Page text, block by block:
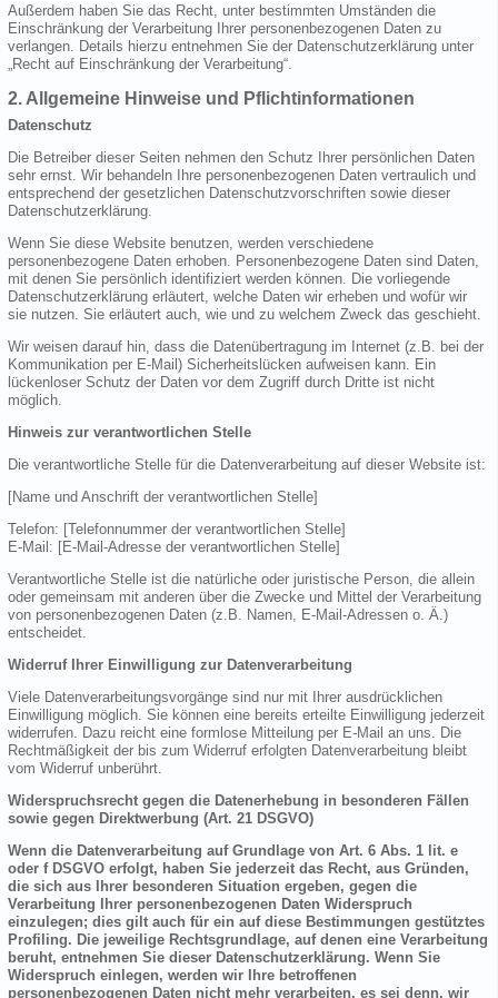
Außerdem haben Sie das Recht, unter bestimmten Umständen die
Einschränkung der Verarbeitung Ihrer personenbezogenen Daten zu
verlangen. Details hierzu entnehmen Sie der Datenschutzerklärung unter
„Recht auf Einschränkung der Verarbeitung“.
2. Allgemeine Hinweise und Pflichtinformationen
Datenschutz
Die Betreiber dieser Seiten nehmen den Schutz Ihrer persönlichen Daten
sehr ernst. Wir behandeln Ihre personenbezogenen Daten vertraulich und
entsprechend der gesetzlichen Datenschutzvorschriften sowie dieser
Datenschutzerklärung.
Wenn Sie diese Website benutzen, werden verschiedene
personenbezogene Daten erhoben. Personenbezogene Daten sind Daten,
mit denen Sie persönlich identifiziert werden können. Die vorliegende
Datenschutzerklärung erläutert, welche Daten wir erheben und wofür wir
sie nutzen. Sie erläutert auch, wie und zu welchem Zweck das geschieht.
Wir weisen darauf hin, dass die Datenübertragung im Internet (z.B. bei der
Kommunikation per E-Mail) Sicherheitslücken aufweisen kann. Ein
lückenloser Schutz der Daten vor dem Zugriff durch Dritte ist nicht
möglich.
Hinweis zur verantwortlichen Stelle
Die verantwortliche Stelle für die Datenverarbeitung auf dieser Website ist:
[Name und Anschrift der verantwortlichen Stelle]
Telefon: [Telefonnummer der verantwortlichen Stelle]
E-Mail: [E-Mail-Adresse der verantwortlichen Stelle]
Verantwortliche Stelle ist die natürliche oder juristische Person, die allein
oder gemeinsam mit anderen über die Zwecke und Mittel der Verarbeitung
von personenbezogenen Daten (z.B. Namen, E-Mail-Adressen o. Ä.)
entscheidet.
Widerruf Ihrer Einwilligung zur Datenverarbeitung
Viele Datenverarbeitungsvorgänge sind nur mit Ihrer ausdrücklichen
Einwilligung möglich. Sie können eine bereits erteilte Einwilligung jederzeit
widerrufen. Dazu reicht eine formlose Mitteilung per E-Mail an uns. Die
Rechtmäßigkeit der bis zum Widerruf erfolgten Datenverarbeitung bleibt
vom Widerruf unberührt.
Widerspruchsrecht gegen die Datenerhebung in besonderen Fällen
sowie gegen Direktwerbung (Art. 21 DSGVO)
Wenn die Datenverarbeitung auf Grundlage von Art. 6 Abs. 1 lit. e
oder f DSGVO erfolgt, haben Sie jederzeit das Recht, aus Gründen,
die sich aus Ihrer besonderen Situation ergeben, gegen die
Verarbeitung Ihrer personenbezogenen Daten Widerspruch
einzulegen; dies gilt auch für ein auf diese Bestimmungen gestütztes
Profiling. Die jeweilige Rechtsgrundlage, auf denen eine Verarbeitung
beruht, entnehmen Sie dieser Datenschutzerklärung. Wenn Sie
Widerspruch einlegen, werden wir Ihre betroffenen
personenbezogenen Daten nicht mehr verarbeiten, es sei denn, wir